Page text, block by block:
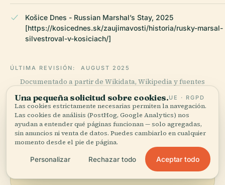
Košice Dnes - Russian Marshal’s Stay, 2025
[https://kosicednes.sk/zaujimavosti/historia/rusky-marsal-
silvestroval-v-kosiciach/]
ÚLTIMA REVISIÓN: AUGUST 2025
Documentado a partir de Wikidata, Wikipedia y fuentes
Explora la zona
Kutuzov en el mapa y
Una pequeña solicitud sobre cookies.UE · RGPD
Las cookies estrictamente necesarias permiten la navegación.
Las cookies de análisis (PostHog, Google Analytics) nos
ayudan a entender qué páginas funcionan — solo agregadas,
sin anuncios ni venta de datos. Puedes cambiarlo en cualquier
momento desde el pie de página.
Personalizar Rechazar todo Aceptar todo